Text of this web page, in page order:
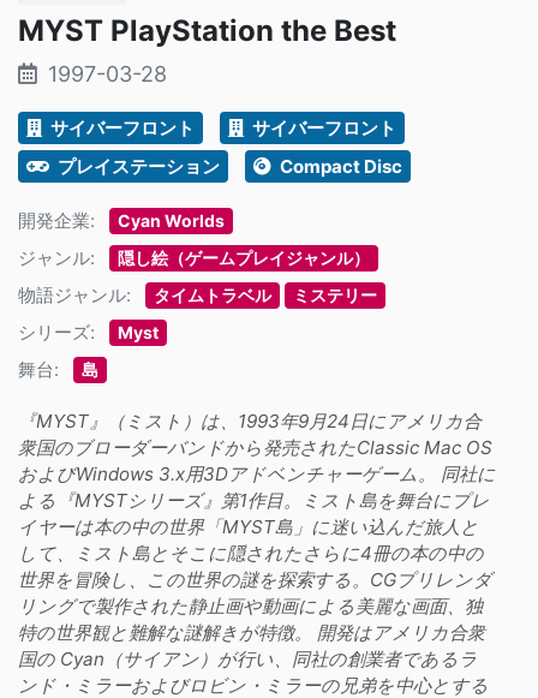
MYST PlayStation the Best
1997-03-28
サイバーフロント
サイバーフロント
プレイステーション
Compact Disc
開発企業: Cyan Worlds
ジャンル: 隠し絵（ゲームプレイジャンル）
物語ジャンル: タイムトラベル ミステリー
シリーズ: Myst
舞台: 島
『MYST』（ミスト）は、1993年9月24日にアメリカ合
衆国のブローダーバンドから発売されたClassic Mac OS
およびWindows 3.x用3Dアドベンチャーゲーム。 同社に
よる『MYSTシリーズ』第1作目。ミスト島を舞台にプレ
イヤーは本の中の世界「MYST島」に迷い込んだ旅人と
して、ミスト島とそこに隠されたさらに4冊の本の中の
世界を冒険し、この世界の謎を探索する。CGプリレンダ
リングで製作された静止画や動画による美麗な画面、独
特の世界観と難解な謎解きが特徴。 開発はアメリカ合衆
国の Cyan（サイアン）が行い、同社の創業者であるラ
ンド・ミラーおよびロビン・ミラーの兄弟を中心とする